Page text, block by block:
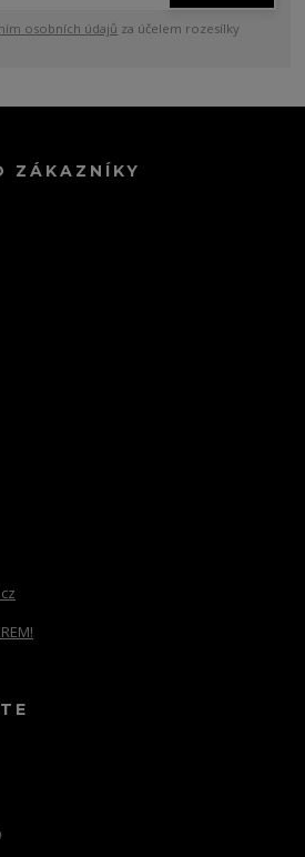
osobních údajů za účelem rozesílky
ZÁKAZNÍKY